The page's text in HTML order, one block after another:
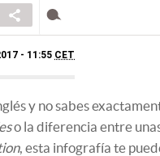
- 11:55 CET
y no sabes
o la diferencia entre
, esta infografía te